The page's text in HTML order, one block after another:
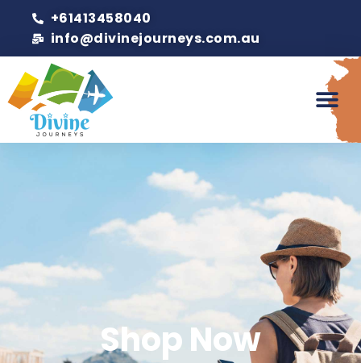
+61413458040
info@divinejourneys.com.au
Shop Now